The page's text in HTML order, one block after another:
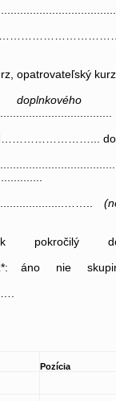
opatrovateľský
pokročilý
áno nie
Pozícia